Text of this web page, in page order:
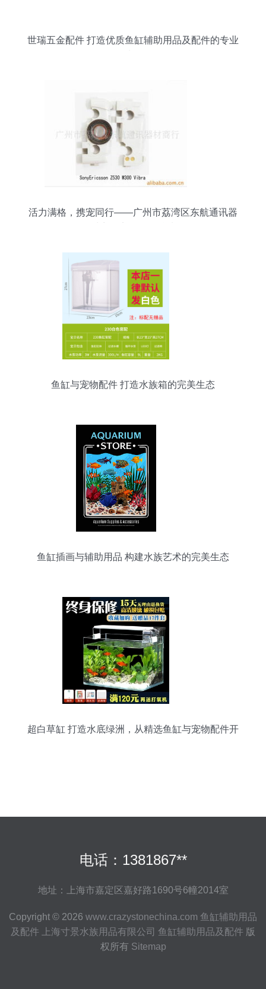
世瑞五金配件 打造优质鱼缸辅助用品及配件的专业
活力满格，携宠同行——广州市荔湾区东航通讯器
鱼缸与宠物配件 打造水族箱的完美生态
鱼缸插画与辅助用品 构建水族艺术的完美生态
超白草缸 打造水底绿洲，从精选鱼缸与宠物配件开
电话：1381867**
地址：上海市嘉定区嘉好路1690号6幢2014室
Copyright © 2026 www.crazystonechina.com 鱼缸辅助用品
及配件
上海寸景水族用品有限公司 鱼缸辅助用品及配件 版
权所有 Sitemap